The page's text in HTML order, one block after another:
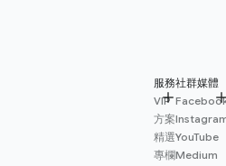
服務
VIP
方案
精選
專欄
社群媒體
YouTube
Medium